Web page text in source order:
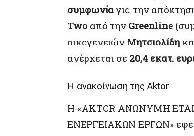
συμφωνία για την
Two από την Greenline
οικογενειών Μητσιολίδη
ανέρχεται σε 20,4 εκατ.
H ανακοίνωση της Aktor
Η «ΑΚTOR ΑΝΩΝΥΜΗ
ΕΝΕΡΓΕΙΑΚΩΝ ΕΡΓΩΝ»